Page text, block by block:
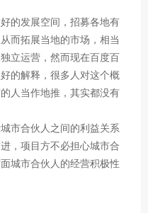
的发展空间，招募各地有
而拓展当地的市场，相当
立运营，然而现在百度百
的解释，很多人对这个概
人当作地推，其实都没有
市合伙人之间的利益关系
，项目方不必担心城市合
城市合伙人的经营积极性